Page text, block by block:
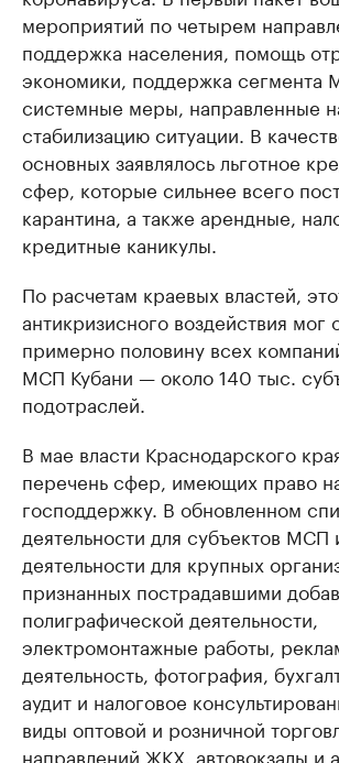
мероприятий по четырем
поддержка населения, помощь
экономики, поддержка сегмента
системные меры, направленные
стабилизацию ситуации. В
основных заявлялось льготное
сфер, которые сильнее всего
карантина, а также арендные,
кредитные каникулы.
По расчетам краевых властей,
антикризисного воздействия мог
примерно половину всех
МСП Кубани — около 140 тыс.
подотраслей.
В мае власти Краснодарского
перечень сфер, имеющих право
господдержку. В обновленном
деятельности для субъектов МСП
деятельности для крупных
признанных пострадавшими
полиграфической деятельности,
электромонтажные работы,
деятельность, фотография,
аудит и налоговое
виды оптовой и розничной
направлений ЖКХ, автовокзалы и